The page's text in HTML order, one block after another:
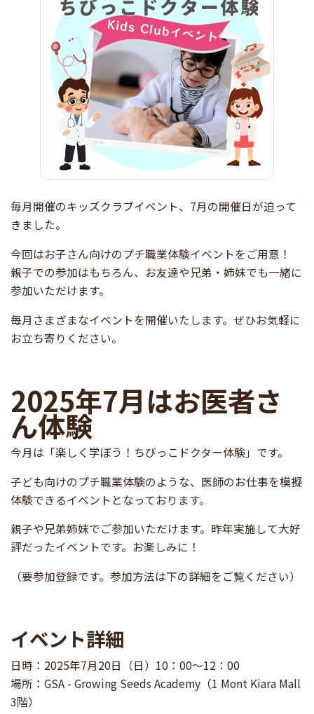
毎月開催のキッズクラブイベント、7月の開催日が迫って
きました。
今回はお子さん向けのプチ職業体験イベントをご用意！
親子での参加はもちろん、お友達や兄弟・姉妹でも一緒に
参加いただけます。
毎月さまざまなイベントを開催いたします。ぜひお気軽に
お立ち寄りください。
2025年7月はお医者さ
ん体験
今月は「楽しく学ぼう！ちびっこドクター体験」です。
子ども向けのプチ職業体験のような、医師のお仕事を模擬
体験できるイベントとなっております。
親子や兄弟姉妹でご参加いただけます。昨年実施して大好
評だったイベントです。お楽しみに！
（要参加登録です。参加方法は下の詳細をご覧ください）
イベント詳細
日時：2025年7月20日（日）10：00～12：00
場所：GSA - Growing Seeds Academy（1 Mont Kiara Mall
3階）